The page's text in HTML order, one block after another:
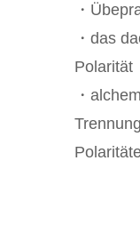
・
・das
Polarität
・